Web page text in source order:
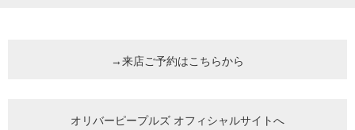
→来店ご予約はこちらから
オリバーピープルズ オフィシャルサイトへ